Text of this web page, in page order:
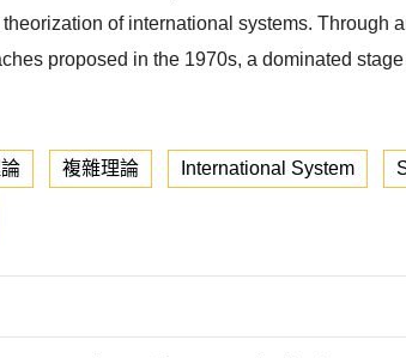
of international systems. Through
proposed in the 1970s, a dominated
複雜理論 International System